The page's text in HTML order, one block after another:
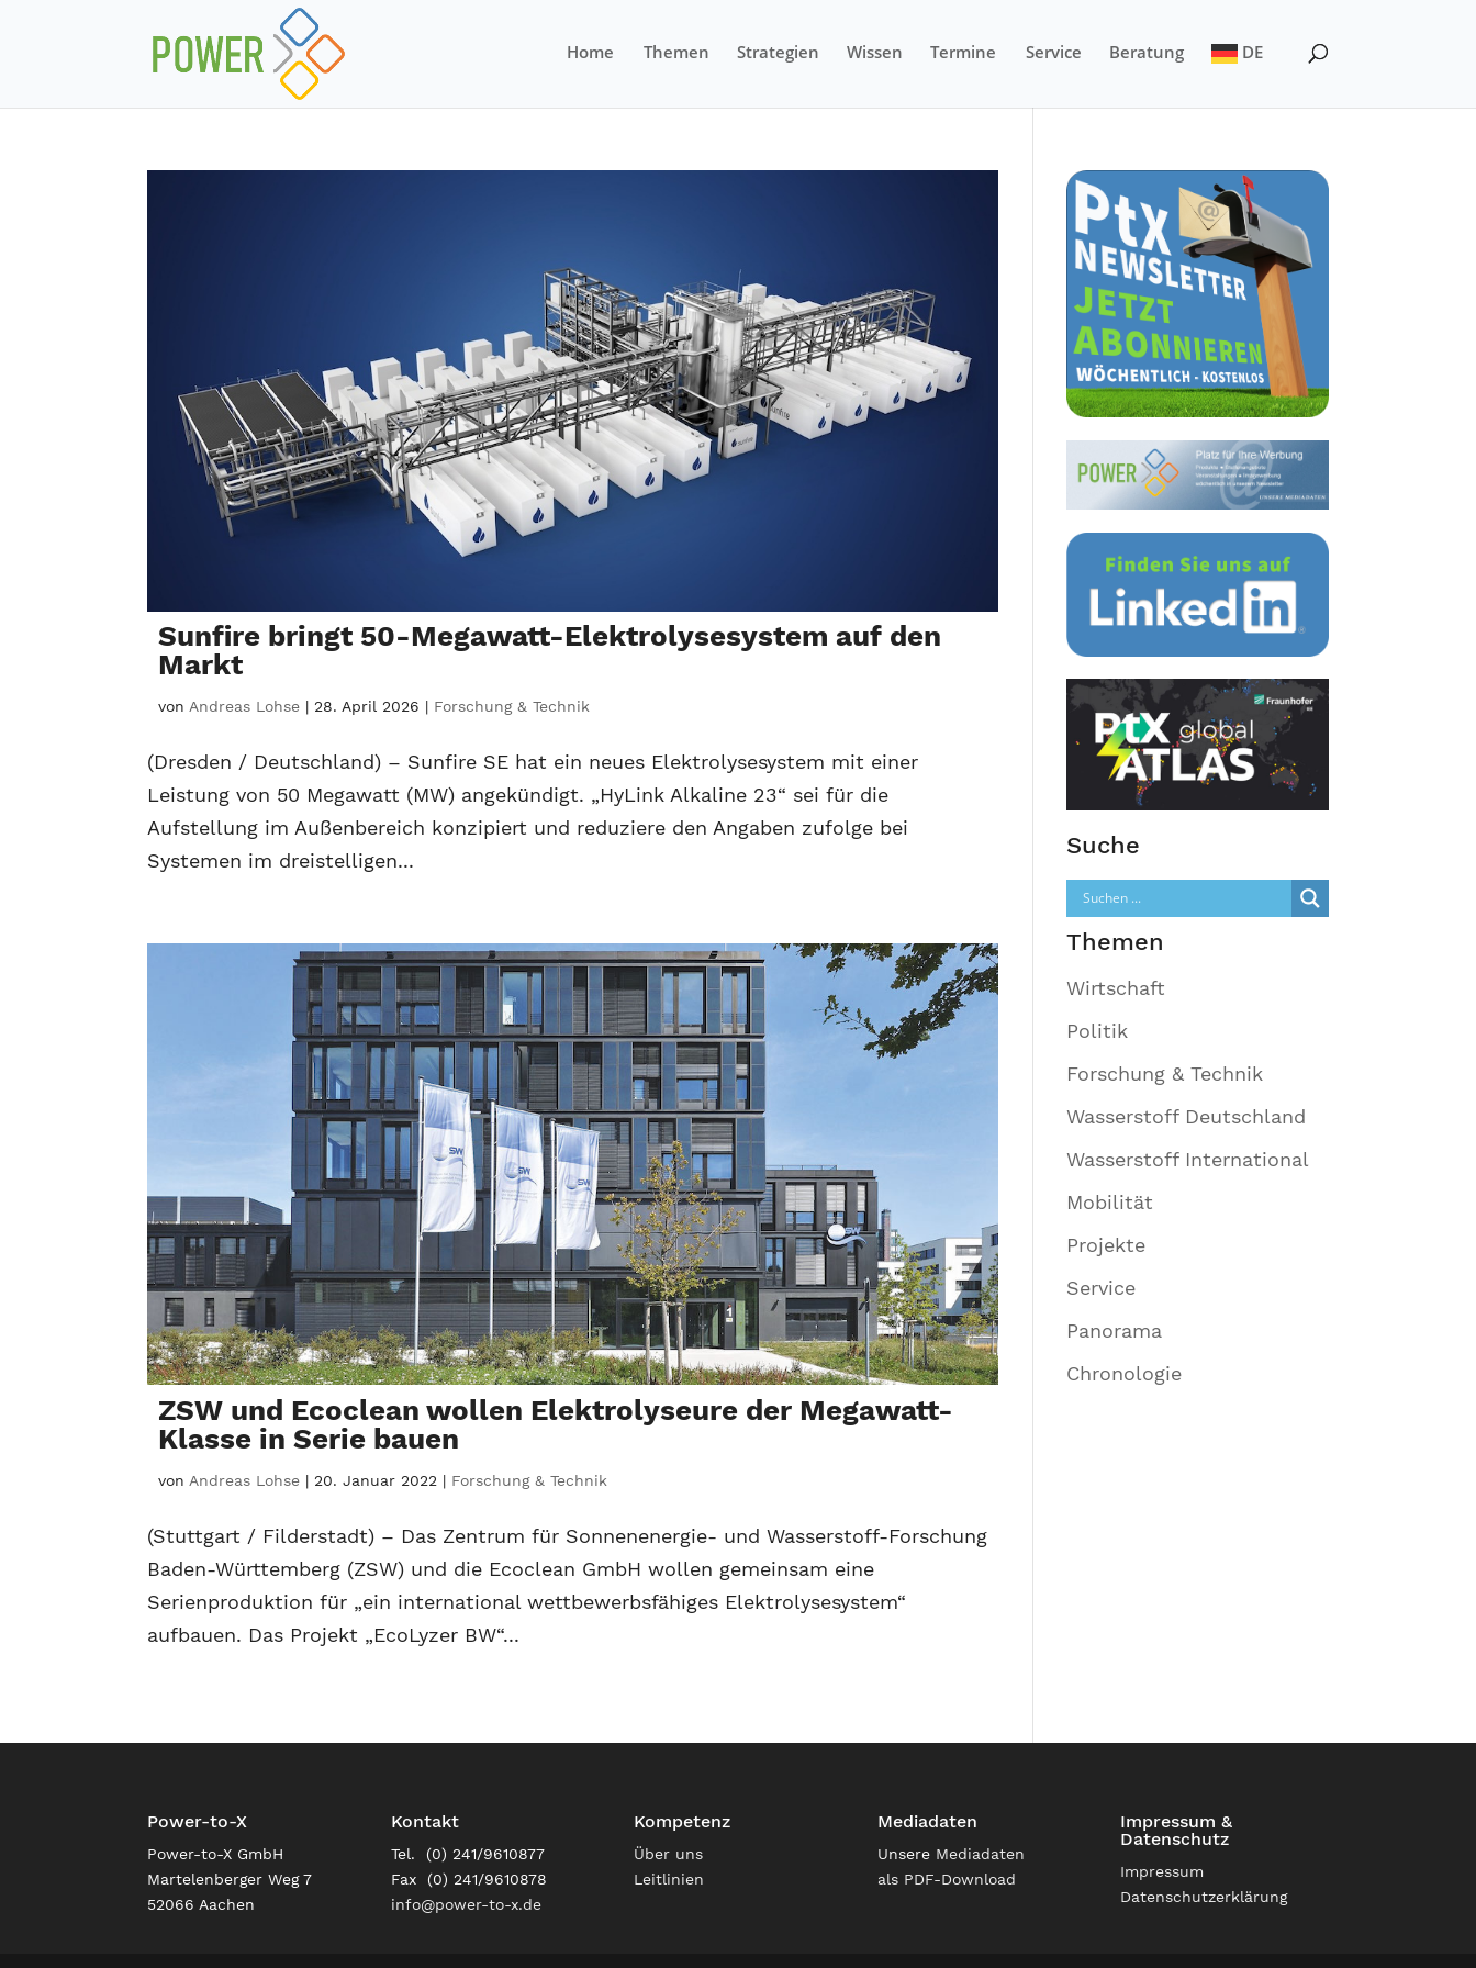
Home Themen Strategien Wissen Termine Service Beratung DE
Sunfire bringt 50-Megawatt-Elektrolysesystem auf den
Markt
vonAndreas Lohse |28. April 2026 | Forschung & Technik
(Dresden / Deutschland) – Sunfire SE hat ein neues Elektrolysesystem mit einer
Leistung von 50 Megawatt (MW) angekündigt. „HyLink Alkaline 23“ sei für die
Aufstellung im Außenbereich konzipiert und reduziere den Angaben zufolge bei
Systemen im dreistelligen...
ZSW und Ecoclean wollen Elektrolyseure der Megawatt-
Klasse in Serie bauen
von Andreas Lohse |20. Januar 2022 | Forschung & Technik
(Stuttgart / Filderstadt) – Das Zentrum für Sonnenenergie- und Wasserstoff-Forschung
Baden-Württemberg (ZSW) und die Ecoclean GmbH wollen gemeinsam eine
Serienproduktion für „ein international wettbewerbsfähiges Elektrolysesystem“
aufbauen. Das Projekt „EcoLyzer BW“...
Suche
Themen
Wirtschaft
Politik
Forschung & Technik
Wasserstoff Deutschland
Wasserstoff International
Mobilität
Projekte
Service
Panorama
Chronologie
Power-to-X
Power-to-X GmbH
Martelenberger Weg 7
52066 Aachen
Kontakt
Tel. (0) 241/9610877
Fax (0) 241/9610878
info@power-to-x.de
Kompetenz
Über uns
Leitlinien
Mediadaten
Unsere Mediadaten
als PDF-Download
Impressum &
Datenschutz
Impressum
Datenschutzerklärung